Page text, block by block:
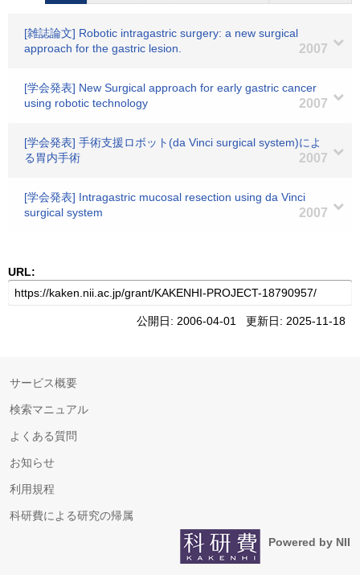
[雑誌論文] Robotic intragastric surgery: a new surgical
approach for the gastric lesion.
2007
[学会発表] New Surgical approach for early gastric cancer
using robotic technology
2007
[学会発表] 手術支援ロボット(da Vinci surgical system)によ
る胃内手術
2007
[学会発表] Intragastric mucosal resection using da Vinci
surgical system
2007
URL:
公開日: 2006-04-01 更新日: 2025-11-18
サービス概要
検索マニュアル
よくある質問
お知らせ
利用規程
科研費による研究の帰属
Powered by NII